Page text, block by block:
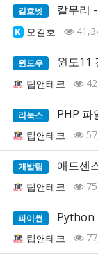
길호넷 칼무리
오길호
윈도우 윈도11
팁앤테크
리눅스 PHP 파
팁앤테크
개발팁 애드센
팁앤테크
파이썬 Python
팁앤테크